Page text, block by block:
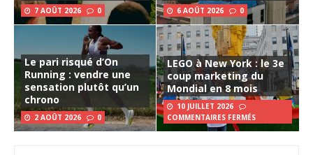
7 AOÛT 2026 0 6 AOÛT 2026 0
Le pari risqué d’On
Running : vendre une
sensation plutôt qu’un
chrono
2 AOÛT 2026 0
LEGO à New York : le 3e
coup marketing du
Mondial en 8 mois
10 JUILLET 2026
COMMENTAIRES FERMÉS